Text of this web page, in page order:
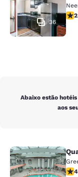
36
Abaixo estão
aos
Quality Inn